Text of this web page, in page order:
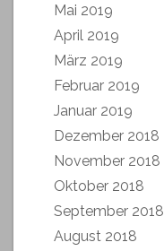
Mai 2019
April 2019
März 2019
Februar 2019
Januar 2019
Dezember 2018
November 2018
Oktober 2018
September 2018
August 2018